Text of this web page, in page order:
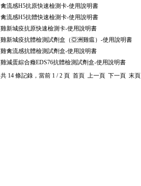
禽流感H5抗原快速檢測卡-使用說明書
禽流感H5抗體快速檢測卡-使用說明書
雞新城疫抗原快速檢測卡-使用說明書
雞新城疫抗體檢測試劑盒（亞洲雞瘟）-使用說明書
雞禽流感抗體檢測試劑盒-使用說明書
雞減蛋綜合癥EDS76抗體檢測試劑盒-使用說明書
共 14 條記錄，當前 1 / 2 頁 首頁 上一頁下一頁 末頁